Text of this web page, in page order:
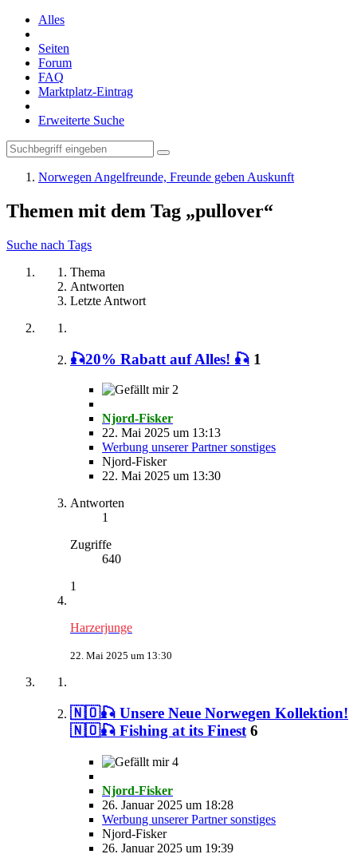
Alles
Seiten
Forum
FAQ
Marktplatz-Eintrag
Erweiterte Suche
Norwegen Angelfreunde, Freunde geben Auskunft
Themen mit dem Tag „pullover“
Suche nach Tags
Thema
Antworten
Letzte Antwort
🎣20% Rabatt auf Alles! 🎣 1
2
Njord-Fisker
22. Mai 2025 um 13:13
Werbung unserer Partner sonstiges
Njord-Fisker
22. Mai 2025 um 13:30
Antworten
1
Zugriffe
640
1
Harzerjunge
22. Mai 2025 um 13:30
🇳🇴🎣 Unsere Neue Norwegen Kollektion!
🇳🇴🎣 Fishing at its Finest 6
4
Njord-Fisker
26. Januar 2025 um 18:28
Werbung unserer Partner sonstiges
Njord-Fisker
26. Januar 2025 um 19:39